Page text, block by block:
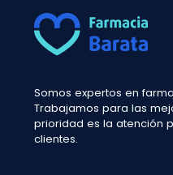
Somos expertos en
Trabajamos para las
prioridad es la atención
clientes.